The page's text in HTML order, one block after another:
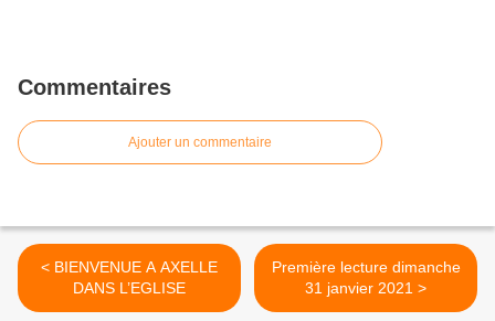
Commentaires
Ajouter un commentaire
< BIENVENUE A AXELLE
DANS L’EGLISE
Première lecture dimanche
31 janvier 2021 >